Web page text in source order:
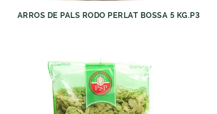
ARROS DE PALS RODO PERLAT BOSSA 5 KG.P3